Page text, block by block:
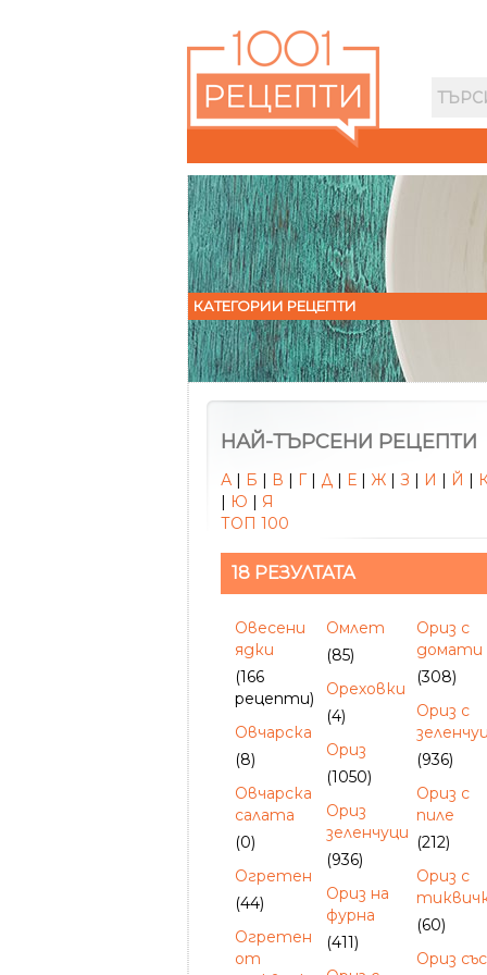
КАТЕГОРИИ РЕЦЕПТИ
НАЙ-ТЪРСЕНИ РЕЦЕПТИ
А | Б | В | Г | Д | Е | Ж | З | И | Й |
| Ю | Я
ТОП 100
18 РЕЗУЛТАТА
Овесени
ядки
(166
рецепти)
Овчарска
(8)
Овчарска
салата
(0)
Огретен
(44)
Огретен
от
Омлет
(85)
Ореховки
(4)
Ориз
(1050)
Ориз
зеленчуци
(936)
Ориз на
фурна
(411)
Ориз с
домати
(308)
Ориз с
(936)
Ориз с
пиле
(212)
Ориз с
(60)
Ориз със